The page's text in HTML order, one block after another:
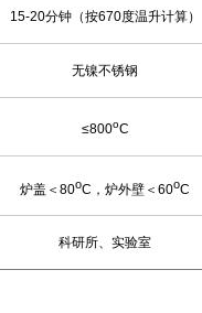
15-20分钟（按670度温升计算）
无镍不锈钢
≤800oC
炉盖＜ 80oC ，炉外壁＜ 60oC
科研所、实验室